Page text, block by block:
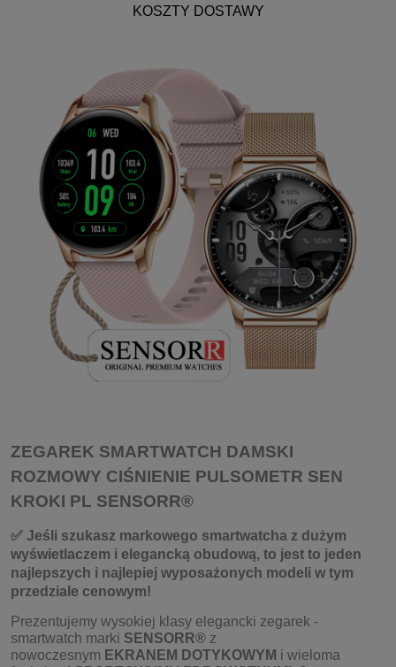
KOSZTY DOSTAWY
ZEGAREK SMARTWATCH DAMSKI
ROZMOWY CIŚNIENIE PULSOMETR SEN
KROKI PL SENSORR®
✅ Jeśli szukasz markowego smartwatcha z dużym
wyświetlaczem i elegancką obudową, to jest to jeden
najlepszych i najlepiej wyposażonych modeli w tym
przedziale cenowym!
Prezentujemy wysokiej klasy elegancki zegarek -
smartwatch marki SENSORR® z
nowoczesnym EKRANEM DOTYKOWYM i wieloma